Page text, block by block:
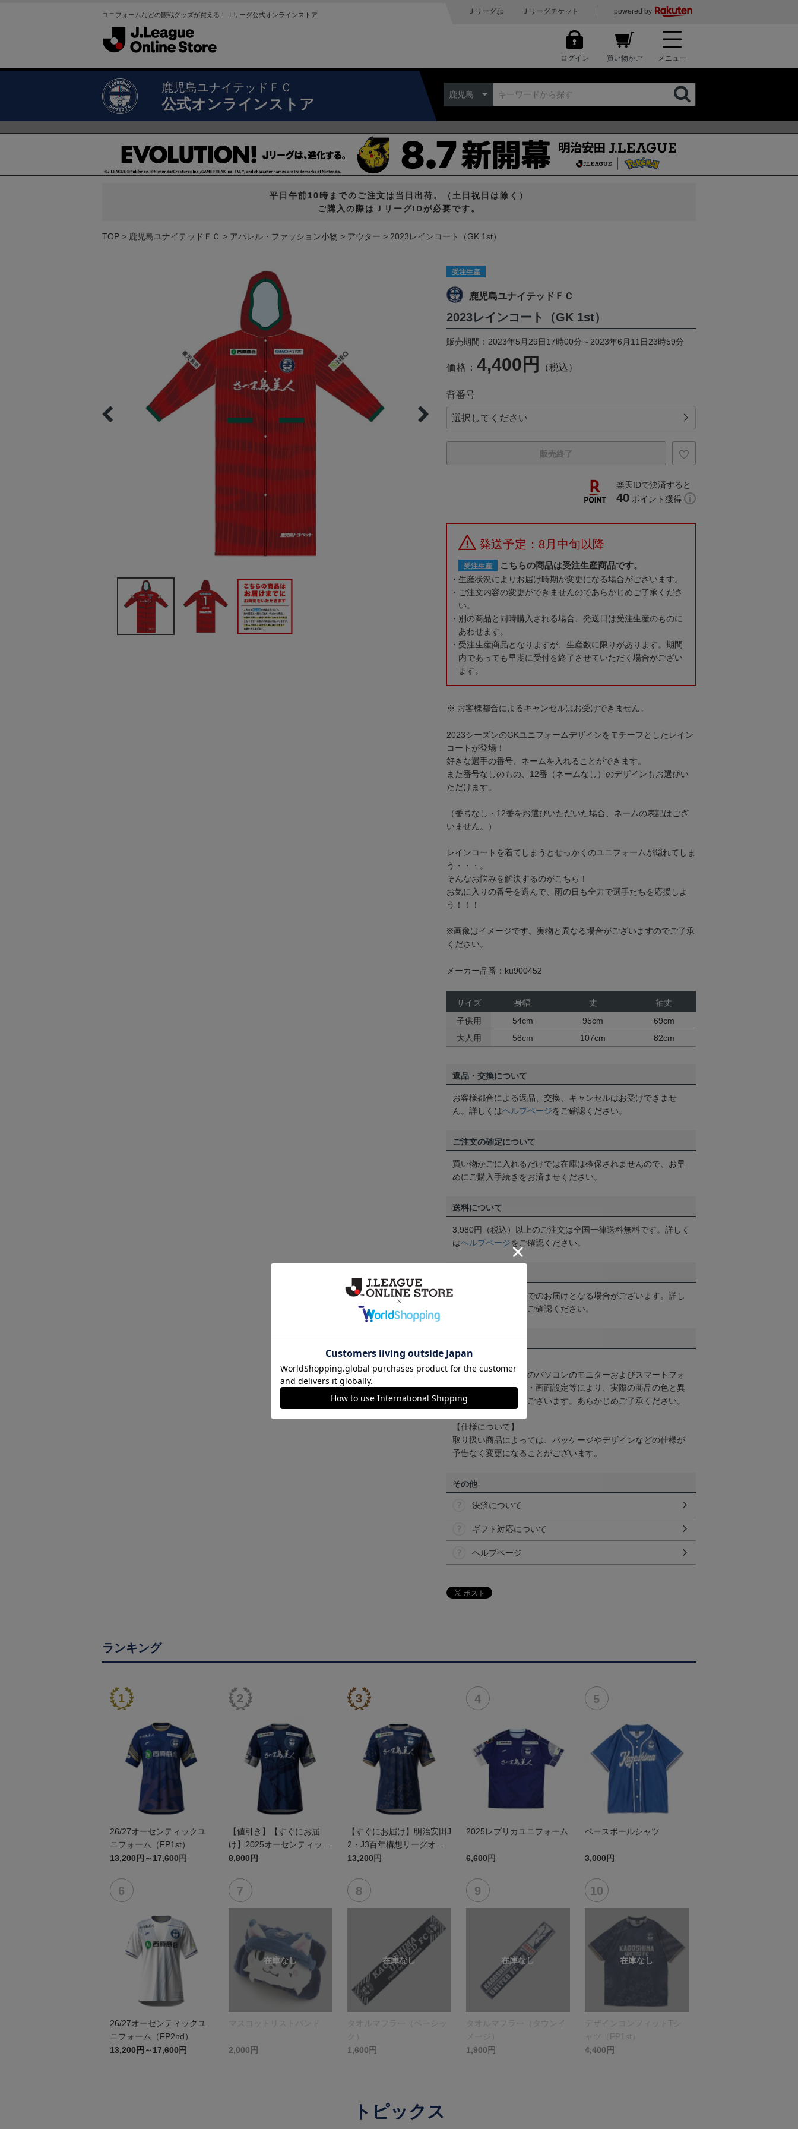
ユニフォームなどの観戦グッズが買える！Ｊリーグ公式オンラインストア Ｊリーグ.jp Ｊリーグチケット powered by
ログイン 買い物かご メニュー
鹿児島ユナイテッドＦＣ
公式オンラインストア
鹿児島
平日午前10時までのご注文は当日出荷。（土日祝日は除く）
ご購入の際はＪリーグIDが必要です。
TOP 鹿児島ユナイテッドＦＣ アパレル・ファッション小物 アウター 2023レインコート（GK 1st）
受注生産
鹿児島ユナイテッドＦＣ
2023レインコート（GK 1st）
販売期間：2023年5月29日17時00分～2023年6月11日23時59分
価格： 4,400円 （税込）
背番号
販売終了
楽天IDで決済すると
40 ポイント獲得
発送予定：8月中旬以降
受注生産 こちらの商品は受注生産商品です。
生産状況によりお届け時期が変更になる場合がございます。
ご注文内容の変更ができませんのであらかじめご了承くださ
い。
別の商品と同時購入される場合、発送日は受注生産のものに
あわせます。
受注生産商品となりますが、生産数に限りがあります。期間
内であっても早期に受付を終了させていただく場合がござい
ます。
※ お客様都合によるキャンセルはお受けできません。
2023シーズンのGKユニフォームデザインをモチーフとしたレイン
コートが登場！
好きな選手の番号、ネームを入れることができます。
また番号なしのもの、12番（ネームなし）のデザインもお選びい
ただけます。
（番号なし・12番をお選びいただいた場合、ネームの表記はござ
いません。）
レインコートを着てしまうとせっかくのユニフォームが隠れてしま
う・・・。
そんなお悩みを解決するのがこちら！
お気に入りの番号を選んで、雨の日も全力で選手たちを応援しよ
う！！！
※画像はイメージです。実物と異なる場合がございますのでご了承
ください。
メーカー品番：ku900452
サイズ 身幅 丈
袖丈
子供用
54cm 95cm
69cm
大人用
58cm 107cm 82cm
返品・交換について
お客様都合による返品、交換、キャンセルはお受けできませ
ん。詳しくはヘルプページをご確認ください。
ご注文の確定について
買い物かごに入れるだけでは在庫は確保されませんので、お早
めにご購入手続きをお済ませください。
送料について
3,980円（税込）以上のご注文は全国一律送料無料です。詳しく
はヘルプページをご確認ください。
一部商品はメール便でのお届けとなる場合がございます。詳し
をご確認ください。
商品について
【カラーについて】
商品画像は、お使いのパソコンのモニターおよびスマートフォ
ンのメーカー・機種・画面設定等により、実際の商品の色と異
なって見える場合がございます。あらかじめご了承ください。
【仕様について】
取り扱い商品によっては、パッケージやデザインなどの仕様が
予告なく変更になることがございます。
その他
決済について
ギフト対応について
ヘルプページ
ランキング
26/27オーセンティックユ
ニフォーム（FP1st）
13,200円～17,600円
【値引き】【すぐにお届
け】2025オーセンティック
ユニフォーム FP1st
8,800円
【すぐにお届け】明治安田J
2・J3百年構想リーグオー
センティックユニフォーム
13,200円
2025レプリカユニフォーム
6,600円
ベースボールシャツ
3,000円
26/27オーセンティックユ
ニフォーム（FP2nd）
13,200円～17,600円
マスコットリストバンド
2,000円
タオルマフラー（ベーシッ
ク）
1,600円
タオルマフラー（タウンイ
メージ）
1,900円
デザインコンフィットTシ
ャツ（FP1st）
4,400円
トピックス